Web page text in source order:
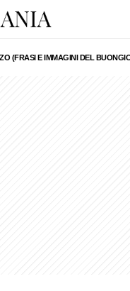
(FRASI E IMMAGINI DEL